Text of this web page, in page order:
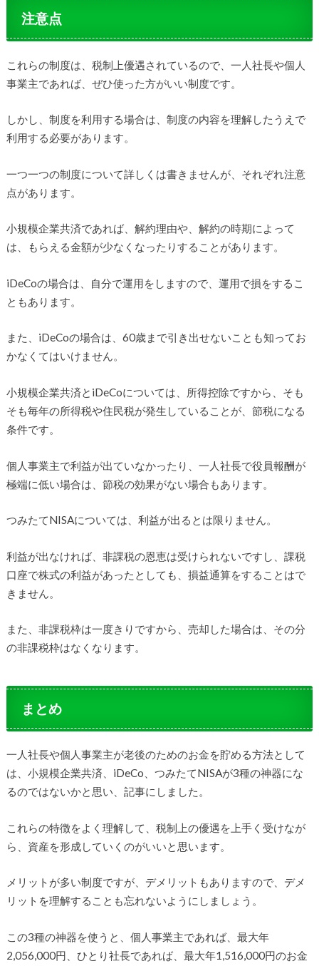
注意点
これらの制度は、税制上優遇されているので、一人社長や個人
事業主であれば、ぜひ使った方がいい制度です。
しかし、制度を利用する場合は、制度の内容を理解したうえで
利用する必要があります。
一つ一つの制度について詳しくは書きませんが、それぞれ注意
点があります。
小規模企業共済であれば、解約理由や、解約の時期によって
は、もらえる金額が少なくなったりすることがあります。
iDeCoの場合は、自分で運用をしますので、運用で損をするこ
ともあります。
また、iDeCoの場合は、60歳まで引き出せないことも知ってお
かなくてはいけません。
小規模企業共済とiDeCoについては、所得控除ですから、そも
そも毎年の所得税や住民税が発生していることが、節税になる
条件です。
個人事業主で利益が出ていなかったり、一人社長で役員報酬が
極端に低い場合は、節税の効果がない場合もあります。
つみたてNISAについては、利益が出るとは限りません。
利益が出なければ、非課税の恩恵は受けられないですし、課税
口座で株式の利益があったとしても、損益通算をすることはで
きません。
また、非課税枠は一度きりですから、売却した場合は、その分
の非課税枠はなくなります。
まとめ
一人社長や個人事業主が老後のためのお金を貯める方法として
は、小規模企業共済、iDeCo、つみたてNISAが3種の神器にな
るのではないかと思い、記事にしました。
これらの特徴をよく理解して、税制上の優遇を上手く受けなが
ら、資産を形成していくのがいいと思います。
メリットが多い制度ですが、デメリットもありますので、デメ
リットを理解することも忘れないようにしましょう。
この3種の神器を使うと、個人事業主であれば、最大年
2,056,000円、ひとり社長であれば、最大年1,516,000円のお金